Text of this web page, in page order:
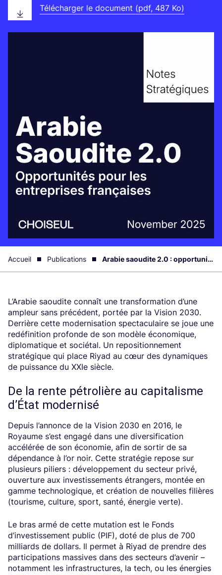
Télécharger le document (pdf, 487 Ko)
Accueil Publications Arabie saoudite 2.0 : opportunités pour les entreprises françaises
L’Arabie saoudite connaît une transformation d’une
ampleur sans précédent, portée par la Vision 2030.
Derrière cette modernisation spectaculaire se joue une
redéfinition profonde de son modèle économique,
diplomatique et sociétal. Un repositionnement
stratégique qui place Riyad au cœur des dynamiques
de puissance du XXIe siècle.
De la rente pétrolière au capitalisme
d’État modernisé
Depuis l’annonce de la Vision 2030 en 2016, le
Royaume s’est engagé dans une diversification
accélérée de son économie, afin de sortir de sa
dépendance à l’or noir. Cette stratégie repose sur
plusieurs piliers : développement du secteur privé,
ouverture aux investissements étrangers, montée en
gamme technologique, et création de nouvelles filières
(tourisme, culture, sport, santé, énergie verte).
Le bras armé de cette mutation est le Fonds
d’investissement public (PIF), doté de plus de 700
milliards de dollars. Il permet à Riyad de prendre des
participations massives dans des secteurs d’avenir –
notamment les infrastructures, la tech, ou les énergies